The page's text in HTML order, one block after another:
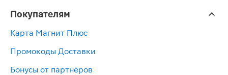
Покупателям
Карта Магнит Плюс
Промокоды Доставки
Бонусы от партнёров